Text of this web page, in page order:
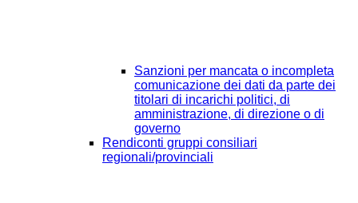
Sanzioni per mancata o incompleta
comunicazione dei dati da parte dei
titolari di incarichi politici, di
amministrazione, di direzione o di
governo
Rendiconti gruppi consiliari
regionali/provinciali